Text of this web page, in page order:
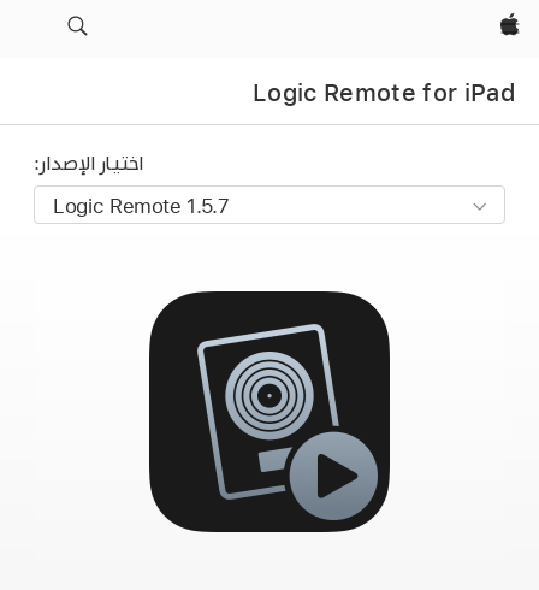
Apple‏
Logic Remote for iPad
اختيار الإصدار: